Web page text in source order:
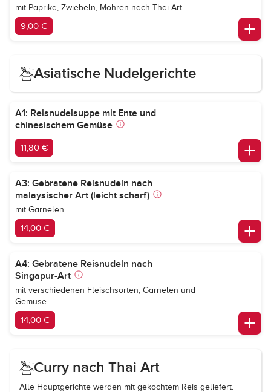
mit Paprika, Zwiebeln, Möhren nach Thai-Art
9,00 €
Asiatische Nudelgerichte
A1: Reisnudelsuppe mit Ente und
chinesischem Gemüse
11,80 €
A3: Gebratene Reisnudeln nach
malaysischer Art (leicht scharf)
mit Garnelen
14,00 €
A4: Gebratene Reisnudeln nach
Singapur-Art
mit verschiedenen Fleischsorten, Garnelen und
Gemüse
14,00 €
Curry nach Thai Art
Alle Hauptgerichte werden mit gekochtem Reis geliefert.